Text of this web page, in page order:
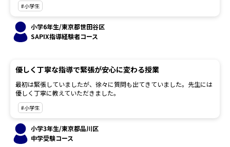
#小学生
小学6年生/東京都世田谷区
SAPIX指導経験者コース
優しく丁寧な指導で緊張が安心に変わる授業
最初は緊張していましたが、徐々に質問も出てきていました。先生には
優しく丁寧に教えていただきました。
#小学生
小学3年生/東京都品川区
中学受験コース